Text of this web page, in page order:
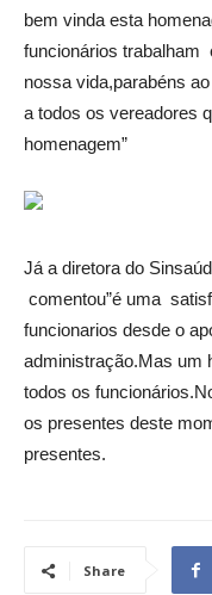
bem vinda esta
funcionários trabalham
nossa vida,parabéns
a todos os vereadores
homenagem”
Já a diretora do
comentou”é uma
funcionarios desde o
administração.Mas um
todos os
os presentes deste
presentes.
Share